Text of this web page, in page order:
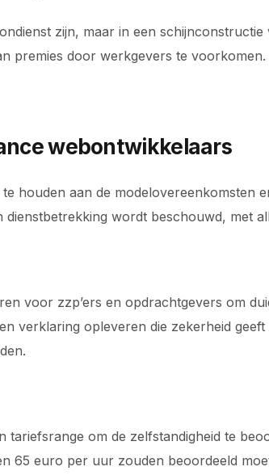
zijn, maar in een
premies door werkgevers te
webontwikkelaars
houden aan de modelovereenkomsten
wordt beschouwd, met
voor zzp’ers en opdrachtgevers om
verklaring opleveren die zekerheid
om de zelfstandigheid te
65 euro per uur zouden beoordeeld